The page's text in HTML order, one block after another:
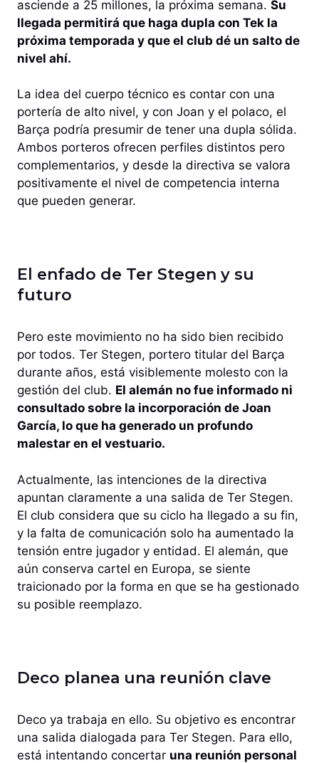
asciende a 25 millones, la próxima semana. Su
llegada permitirá que haga dupla con Tek la
próxima temporada y que el club dé un salto de
nivel ahí.
La idea del cuerpo técnico es contar con una
portería de alto nivel, y con Joan y el polaco, el
Barça podría presumir de tener una dupla sólida.
Ambos porteros ofrecen perfiles distintos pero
complementarios, y desde la directiva se valora
positivamente el nivel de competencia interna
que pueden generar.
El enfado de Ter Stegen y su
futuro
Pero este movimiento no ha sido bien recibido
por todos. Ter Stegen, portero titular del Barça
durante años, está visiblemente molesto con la
gestión del club. El alemán no fue informado ni
consultado sobre la incorporación de Joan
García, lo que ha generado un profundo
malestar en el vestuario.
Actualmente, las intenciones de la directiva
apuntan claramente a una salida de Ter Stegen.
El club considera que su ciclo ha llegado a su fin,
y la falta de comunicación solo ha aumentado la
tensión entre jugador y entidad. El alemán, que
aún conserva cartel en Europa, se siente
traicionado por la forma en que se ha gestionado
su posible reemplazo.
Deco planea una reunión clave
Deco ya trabaja en ello. Su objetivo es encontrar
una salida dialogada para Ter Stegen. Para ello,
está intentando concertar una reunión personal